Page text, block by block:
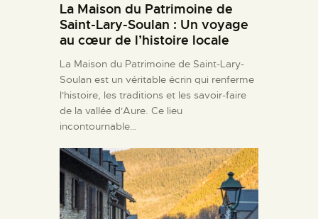
La Maison du Patrimoine de
Saint-Lary-Soulan : Un voyage
au cœur de l’histoire locale
La Maison du Patrimoine de Saint-Lary-
Soulan est un véritable écrin qui renferme
l'histoire, les traditions et les savoir-faire
de la vallée d'Aure. Ce lieu
incontournable…